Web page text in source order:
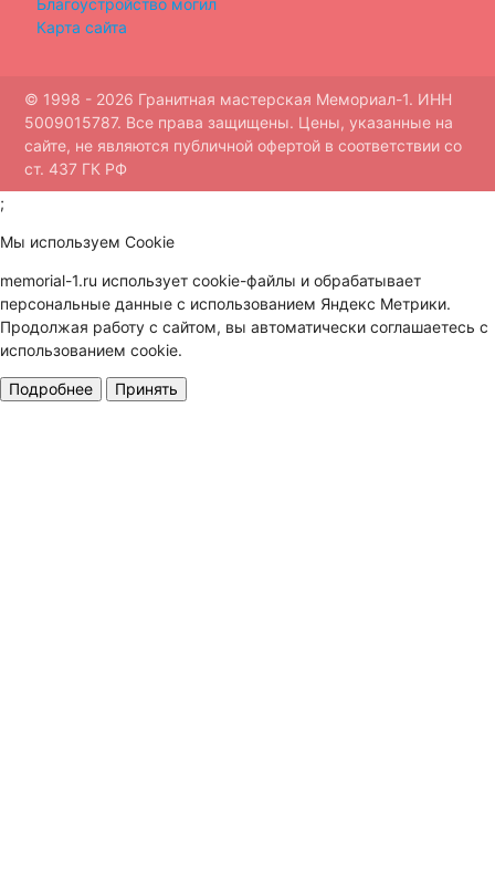
Благоустройство могил
Карта сайта
© 1998 - 2026 Гранитная мастерская Мемориал-1. ИНН
5009015787. Все права защищены. Цены, указанные на
сайте, не являются публичной офертой в соответствии со
ст. 437 ГК РФ
;
Мы используем Cookie
memorial-1.ru использует cookie-файлы и обрабатывает
персональные данные с использованием Яндекс Метрики.
Продолжая работу с сайтом, вы автоматически соглашаетесь с
использованием cookie.
Подробнее Принять